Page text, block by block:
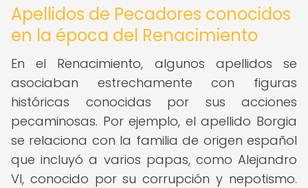
Apellidos de Pecadores conocidos
en la época del Renacimiento
En el Renacimiento, algunos apellidos se
asociaban estrechamente con figuras
históricas conocidas por sus acciones
pecaminosas. Por ejemplo, el apellido Borgia
se relaciona con la familia de origen español
que incluyó a varios papas, como Alejandro
VI, conocido por su corrupción y nepotismo.